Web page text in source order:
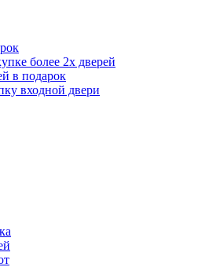
более 2х дверей
в подарок
входной двери